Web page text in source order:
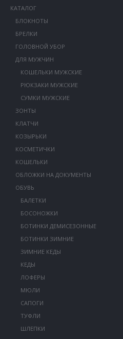
КАТАЛОГ
БЛОКНОТЫ
БРЕЛКИ
ГОЛОВНОЙ УБОР
ДЛЯ МУЖЧИН
КОШЕЛЬКИ МУЖСКИЕ
РЮКЗАКИ МУЖСКИЕ
СУМКИ МУЖСКИЕ
ЗОНТЫ
КЛАТЧИ
КОЗЫРЬКИ
КОСМЕТИЧКИ
КОШЕЛЬКИ
ОБЛОЖКИ НА ДОКУМЕНТЫ
ОБУВЬ
БАЛЕТКИ
БОСОНОЖКИ
БОТИНКИ ДЕМИСЕЗОННЫЕ
БОТИНКИ ЗИМНИЕ
ЗИМНИЕ КЕДЫ
КЕДЫ
ЛОФЕРЫ
МЮЛИ
САПОГИ
ТУФЛИ
ШЛЕПКИ